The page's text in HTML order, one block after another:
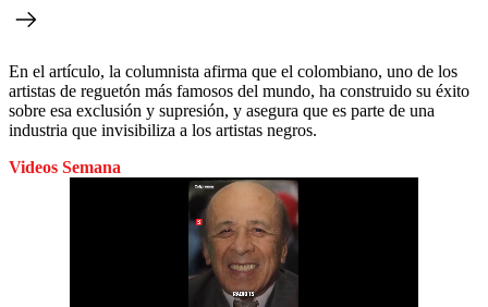
En el artículo, la columnista afirma que el colombiano, uno de los
artistas de reguetón más famosos del mundo, ha construido su éxito
sobre esa exclusión y supresión, y asegura que es parte de una
industria que invisibiliza a los artistas negros.
Videos Semana